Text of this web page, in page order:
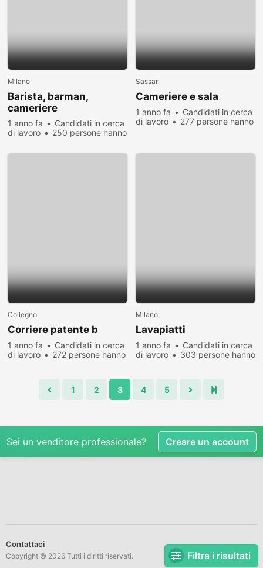
Filtra i risultati
Milano
Barista, barman,
cameriere
1 anno fa
Candidati in cerca
di lavoro
250 persone hanno
Sassari
Cameriere e sala
1 anno fa
Candidati in cerca
di lavoro
277 persone hanno
Collegno
Corriere patente b
1 anno fa
Candidati in cerca
di lavoro
272 persone hanno
Milano
Lavapiatti
1 anno fa
Candidati in cerca
di lavoro
303 persone hanno
1 2 3 4 5
Sei un venditore professionale? Creare un account
Contattaci
Copyright © 2026 Tutti i diritti riservati.